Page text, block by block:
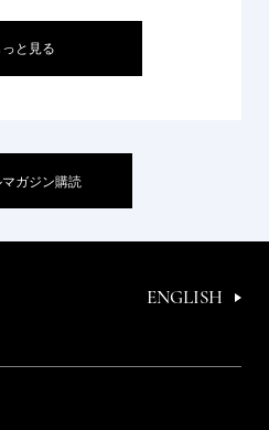
っと見る
マガジン購読
ENGLISH